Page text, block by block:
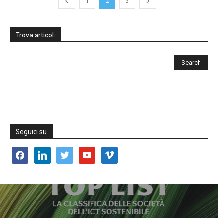
Trova articoli
Seguici su
facebooklinkedin twitter youtube vimeo